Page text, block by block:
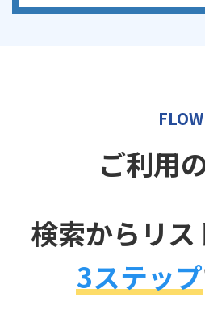
FLOW
ご利用
検索からリス
3ステップ